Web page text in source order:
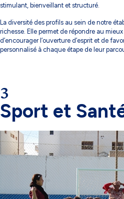
stimulant, bienveillant et structuré.
La diversité des profils au sein de notre
richesse. Elle permet de répondre au
d’encourager l’ouverture d’esprit et de
personnalisé à chaque étape de leur
3
Sport et